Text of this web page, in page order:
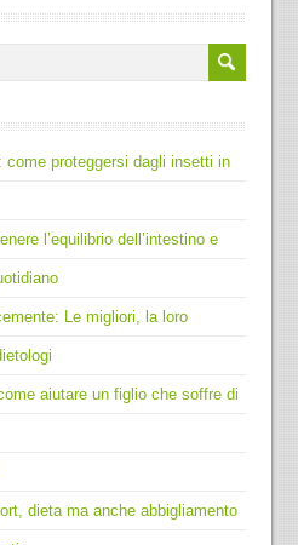
proteggersi dagli insetti in
l’equilibrio dell’intestino e
Le migliori, la loro
aiutare un figlio che soffre di
dieta ma anche abbigliamento